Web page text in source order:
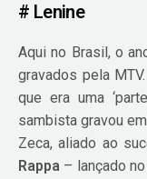
# Lenine
Aqui no Brasil, o
gravados pela
que era uma
sambista gravou
Zeca, aliado ao
Rappa – lançado